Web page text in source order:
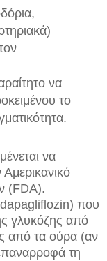
να
το
να
(FDA).
dapagliflozin) που
γλυκόζης από
από τα ούρα (αν
τη